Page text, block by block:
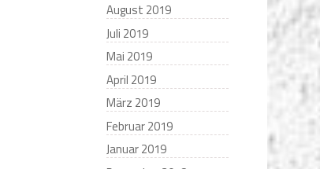
August 2019
Juli 2019
Mai 2019
April 2019
März 2019
Februar 2019
Januar 2019